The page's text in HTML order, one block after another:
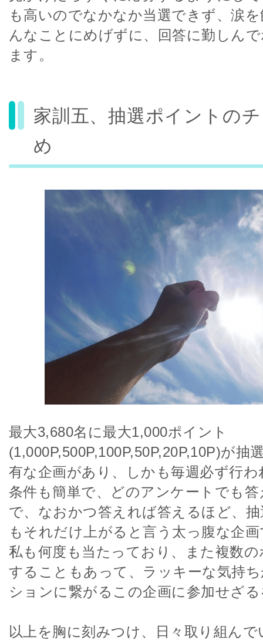
も高いのでなかなか当選できず、涙
んなことにめげずに、回答に勤しん
ます。
家訓五、抽選ポイントの
め
最大3,680名に最大1,000ポイント
(1,000P,500P,100P,50P,20P,10P)が抽
有な企画があり、しかも毎週必ず行
条件も簡単で、どのアンケートでも
で、なおかつ答えれば答えるほど、
もそれだけ上がると言う太っ腹な企
私も何度も当たっており、また複数
することもあって、ラッキーな気持
ションに繋がるこの企画に参加せざ
以上を胸に刻みつけ、日々取り組ん